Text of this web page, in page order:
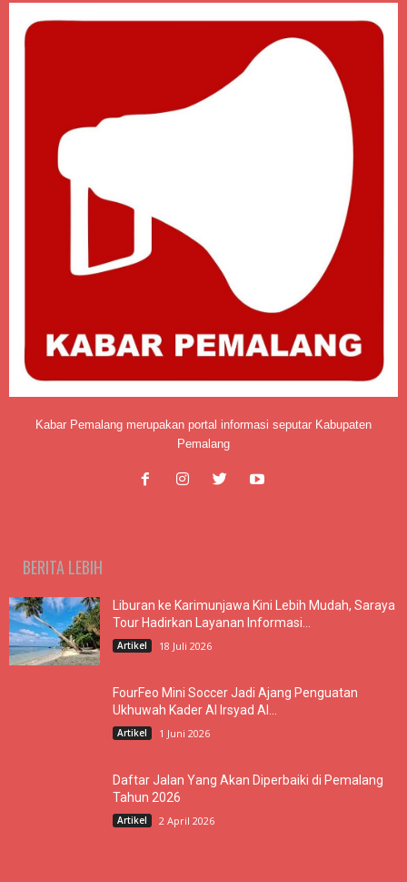
Kabar Pemalang merupakan portal informasi seputar Kabupaten
Pemalang
BERITA LEBIH
Liburan ke Karimunjawa Kini Lebih Mudah, Saraya
Tour Hadirkan Layanan Informasi...
Artikel 18 Juli 2026
FourFeo Mini Soccer Jadi Ajang Penguatan
Ukhuwah Kader Al Irsyad Al...
Artikel 1 Juni 2026
Daftar Jalan Yang Akan Diperbaiki di Pemalang
Tahun 2026
Artikel 2 April 2026